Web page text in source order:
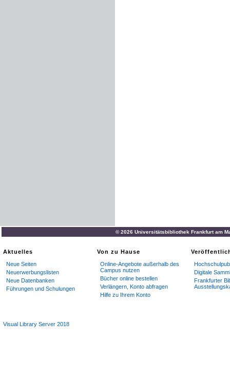
© 2026 Universitätsbibliothek Frankfurt am
Aktuelles
Neue Seiten
Neuerwerbungslisten
Neue Datenbanken
Führungen und Schulungen
Von zu Hause
Online-Angebote außerhalb des
Campus nutzen
Bücher online bestellen
Verlängern, Konto abfragen
Hilfe zu Ihrem Konto
Digitale
Frankfurter
Visual Library Server 2018